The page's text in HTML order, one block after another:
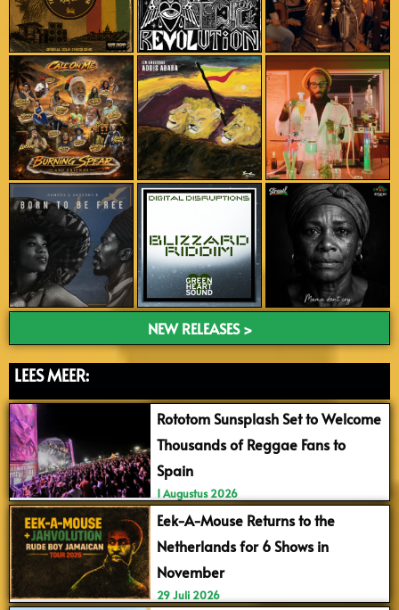
NEW RELEASES >
LEES MEER:
Rototom Sunsplash Set to Welcome
Thousands of Reggae Fans to
Spain
1 Augustus 2026
Eek-A-Mouse Returns to the
Netherlands for 6 Shows in
November
29 Juli 2026